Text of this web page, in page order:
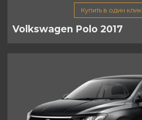
Купить в один клик
Volkswagen Polo 2017